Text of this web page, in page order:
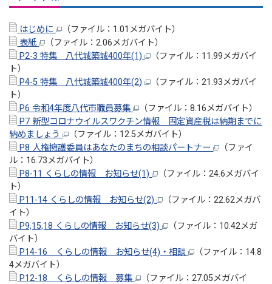
はじめに
（ファイル：1.01メガバイト）
表紙
（ファイル：2.06メガバイト）
P2-3 特集 八代城築城400年(1)
（ファイル：11.99メガバイ
ト）
P4-5 特集 八代城築城400年(2)
（ファイル：21.93メガバイ
ト）
P6 令和4年度八代市職員募集
（ファイル：8.16メガバイト）
P7 新型コロナウイルスワクチン情報 固定資産税は納期までに
納めましょう
（ファイル：12.5メガバイト）
P8 人権擁護委員はあなたのまちの相談パートナー
（ファイ
ル：16.73メガバイト）
P8-11 くらしの情報 お知らせ(1)
（ファイル：24.6メガバイ
ト）
P11-14 くらしの情報 お知らせ(2)
（ファイル：22.62メガバ
イト）
P9,15,18 くらしの情報 お知らせ(3)
（ファイル：10.42メガ
バイト）
P14-16 くらしの情報 お知らせ(4)・相談
（ファイル：14.8
4メガバイト）
P12-18 くらしの情報 募集
（ファイル：27.05メガバイ